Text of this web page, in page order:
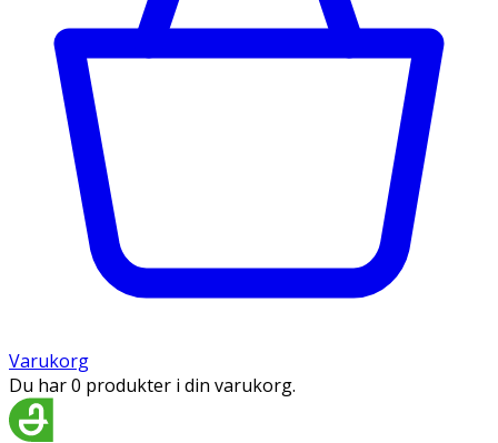
Varukorg
Du har 0 produkter i din varukorg.